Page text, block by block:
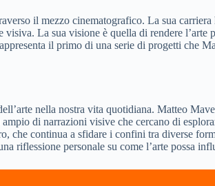
il mezzo cinematografico. La sua
La sua visione è quella di rendere
il primo di una serie di progetti che
nella nostra vita quotidiana. Matteo
di narrazioni visive che cercano di
che continua a sfidare i confini tra diverse
riflessione personale su come l’arte possa